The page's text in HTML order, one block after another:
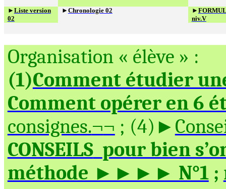
► Liste version
02
► Chronologie 02 ►
niv.V
Organisation « élève » :
(1)Comment étudier
Comment opérer en 6
consignes.¬¬ ; (4)►
CONSEILS pour bien
méthode ►►►► N°1;